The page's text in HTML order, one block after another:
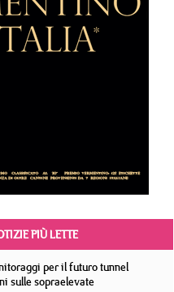
PIÙ LETTE
per il futuro tunnel
sulle sopraelevate